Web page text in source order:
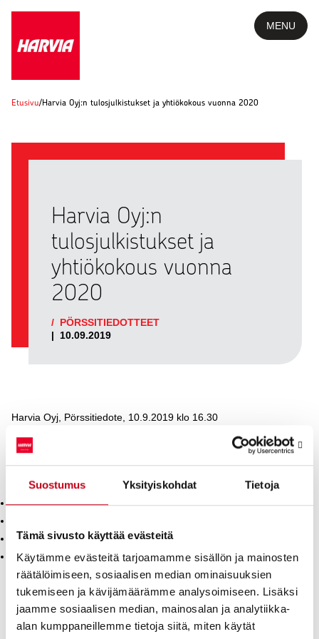
Suostumus Yksityiskohdat Tietoja
Tämä sivusto käyttää evästeitä
Käytämme evästeitä tarjoamamme sisällön ja mainosten
räätälöimiseen, sosiaalisen median ominaisuuksien
tukemiseen ja kävijämäärämme analysoimiseen. Lisäksi
jaamme sosiaalisen median, mainosalan ja analytiikka-
alan kumppaneillemme tietoja siitä, miten käytät
MENU
Etusivu/Harvia Oyj:n tulosjulkistukset ja yhtiökokous vuonna 2020
Harvia Oyj:n
tulosjulkistukset ja
yhtiökokous vuonna
2020
/ PÖRSSITIEDOTTEET
|
10.09.2019
Harvia Oyj, Pörssitiedote, 10.9.2019 klo 16.30
Harvia Oyj:n tulosjulkistukset ja yhtiökokous vuonna 2020
Harvia Oyj julkistaa tilinpäätöksen vuodelta 2019 ja
osavuosikatsaukset vuonna 2020 seuraavasti:
11.2.2020 Tilinpäätöstiedote vuodelta 2019
13.8.2020 Puolivuotiskatsaus tammi−kesäkuu 2020
5.11.2020 Osavuosikatsaus tammi−syyskuu 2020
Vuosikertomuksen sähköinen versio, joka sisältää tilinpäätöksen
vuodelta 2019 ilmestyy 2.3.2020 alkavalla viikolla (viikko
10/2020).
Harvia Oyj:n varsinainen yhtiökokous pidetään Helsingissä